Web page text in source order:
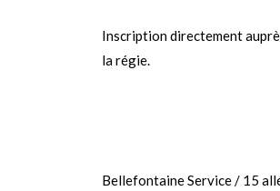
Inscription directement
la régie.
Bellefontaine Service / 15